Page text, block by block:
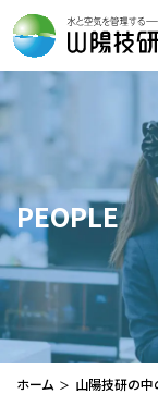
PEOPLE
ホーム 山陽技研の中